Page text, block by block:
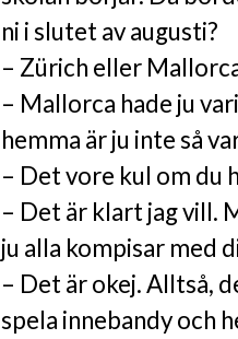
ni i slutet av augusti?
– Zürich eller
– Mallorca hade ju
hemma är ju inte så
– Det vore kul om du
– Det är klart jag vill.
ju alla kompisar med
– Det är okej. Alltså,
spela innebandy och